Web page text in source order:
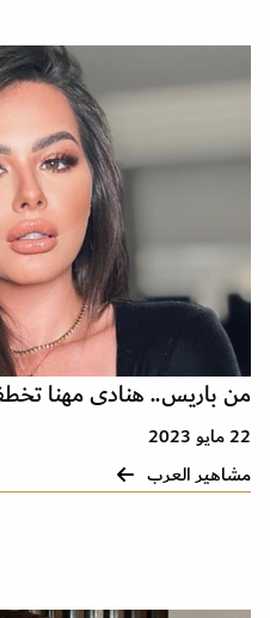
من باريس.. هنادى مهنا
22 مايو 2023
مشاهير العرب